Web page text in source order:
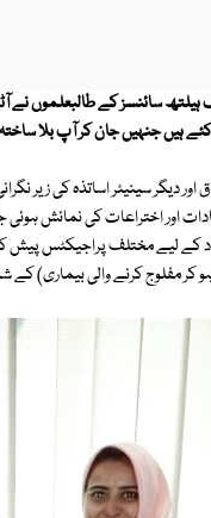
ہیلتھ سائنسز کے طالبعلموں نے
ہیں جنہیں جان کر آپ بلا
اور دیگر سینیئر اساتذہ کی
اور اختراعات کی نمائش
لیے مختلف پراجیکٹس پیش
ہو کر مفلوج کرنے والی